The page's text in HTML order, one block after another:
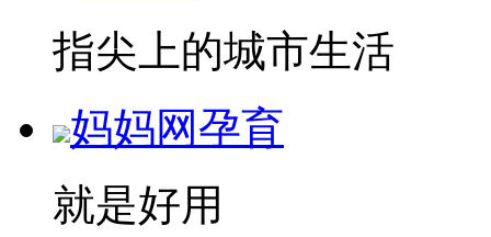
指尖上的城市生活
妈妈网孕育
就是好用